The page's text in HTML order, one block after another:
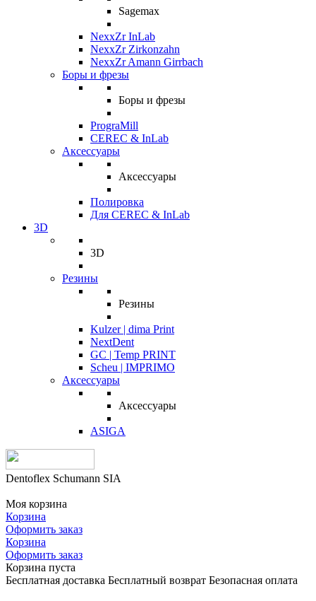
Sagemax
NexxZr InLab
NexxZr Zirkonzahn
NexxZr Amann Girrbach
Боры и фрезы
Боры и фрезы
PrograMill
CEREC & InLab
Аксессуары
Аксессуары
Полировка
Для CEREC & InLab
3D
3D
Резины
Резины
Kulzer | dima Print
NextDent
GC | Temp PRINT
Scheu | IMPRIMO
Аксессуары
Аксессуары
ASIGA
Dentoflex Schumann SIA
Моя корзина
Корзина
Оформить заказ
Корзина
Оформить заказ
Корзина пуста
Бесплатная доставка Бесплатный возврат Безопасная оплата